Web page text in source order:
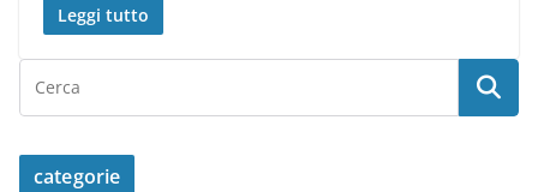
Leggi tutto
categorie